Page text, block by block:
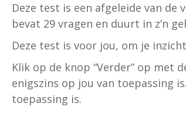
Deze test is een afgeleide van
bevat 29 vragen en duurt in z’n
Deze test is voor jou, om je
Klik op de knop “Verder” op met
enigszins op jou van toepassing
toepassing is.